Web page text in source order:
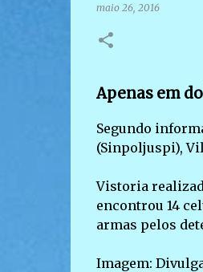
maio 26, 2016
Apenas em
Segundo
(Sinpoljuspi),
Vistoria
encontrou 14
armas pelos
Imagem: